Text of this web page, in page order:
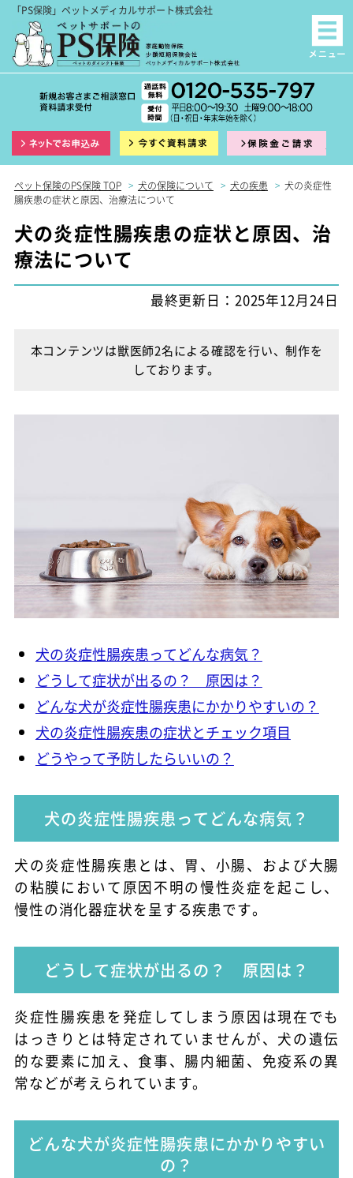
「PS保険」ペットメディカルサポート株式会社
インターネット申込 資料請求
ペット保険のPS保険 TOP > 犬の保険について > 犬の疾患 > 犬の炎症性
腸疾患の症状と原因、治療法について
犬の炎症性腸疾患の症状と原因、治
療法について
最終更新日：2025年12月24日
本コンテンツは獣医師2名による確認を行い、制作を
しております。
犬の炎症性腸疾患ってどんな病気？
どうして症状が出るの？ 原因は？
どんな犬が炎症性腸疾患にかかりやすいの？
犬の炎症性腸疾患の症状とチェック項目
どうやって予防したらいいの？
犬の炎症性腸疾患ってどんな病気？
犬の炎症性腸疾患とは、胃、小腸、および大腸
の粘膜において原因不明の慢性炎症を起こし、
慢性の消化器症状を呈する疾患です。
どうして症状が出るの？ 原因は？
炎症性腸疾患を発症してしまう原因は現在でも
はっきりとは特定されていませんが、犬の遺伝
的な要素に加え、食事、腸内細菌、免疫系の異
常などが考えられています。
どんな犬が炎症性腸疾患にかかりやすい
の？